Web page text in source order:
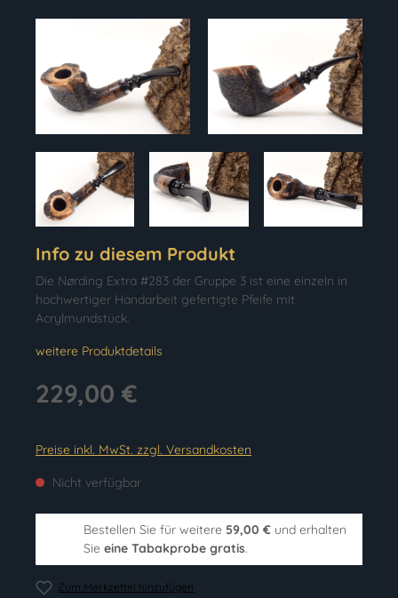
Info zu diesem Produkt
Die Nørding Extra #283 der Gruppe 3 ist eine einzeln in
hochwertiger Handarbeit gefertigte Pfeife mit
Acrylmundstück.
weitere Produktdetails
229,00 €
Preise inkl. MwSt. zzgl. Versandkosten
Nicht verfügbar
Bestellen Sie für weitere 59,00 € und erhalten
Sie eine Tabakprobe gratis.
Zum Merkzettel hinzufügen